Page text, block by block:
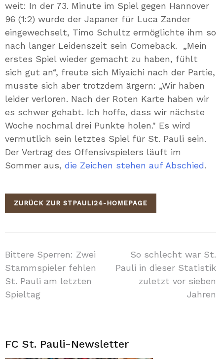
weit: In der 73. Minute im Spiel gegen Hannover
96 (1:2) wurde der Japaner für Luca Zander
eingewechselt, Timo Schultz ermöglichte ihm so
nach langer Leidenszeit sein Comeback. „Mein
erstes Spiel wieder gemacht zu haben, fühlt
sich gut an“, freute sich Miyaichi nach der Partie,
musste sich aber trotzdem ärgern: „Wir haben
leider verloren. Nach der Roten Karte haben wir
es schwer gehabt. Ich hoffe, dass wir nächste
Woche nochmal drei Punkte holen." Es wird
vermutlich sein letztes Spiel für St. Pauli sein.
Der Vertrag des Offensivspielers läuft im
Sommer aus, die Zeichen stehen auf Abschied.
ZURÜCK ZUR STPAULI24-HOMEPAGE
Beitragsnavigation
Bittere Sperren: Zwei
Stammspieler fehlen
St. Pauli am letzten
Spieltag
So schlecht war St.
Pauli in dieser Statistik
zuletzt vor sieben
Jahren
FC St. Pauli-Newsletter